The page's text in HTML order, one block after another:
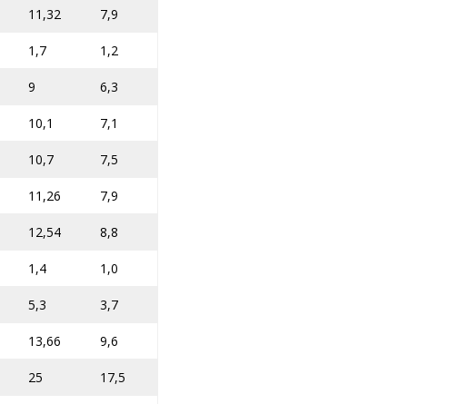
11,32 7,9
1,7 1,2
9 6,3
10,1 7,1
10,7 7,5
11,26 7,9
12,54 8,8
1,4 1,0
5,3 3,7
13,66 9,6
25 17,5